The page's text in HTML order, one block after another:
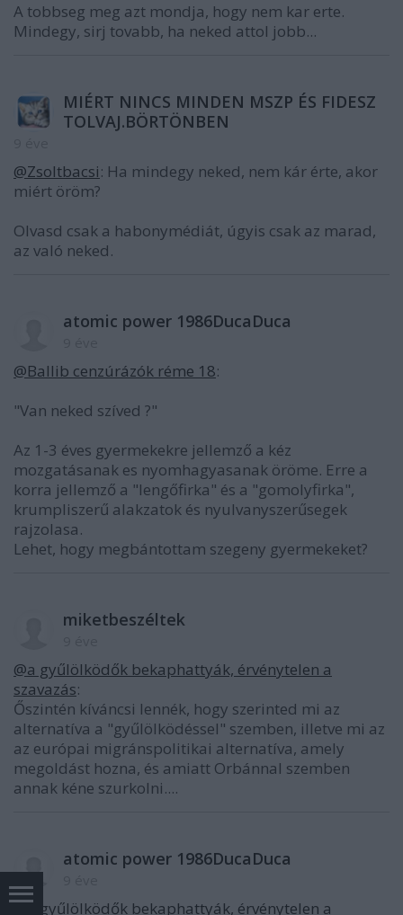
A tobbseg meg azt mondja, hogy nem kar erte.
Mindegy, sirj tovabb, ha neked attol jobb...
MIÉRT NINCS MINDEN MSZP ÉS FIDESZ
TOLVAJ.BÖRTÖNBEN
@Zsoltbacsi: Ha mindegy neked, nem kár érte, akor
miért öröm?
Olvasd csak a habonymédiát, úgyis csak az marad,
az való neked.
atomic power 1986DucaDuca
@Ballib cenzúrázók réme 18:
"Van neked szíved ?"
Az 1-3 éves gyermekekre jellemző a kéz
mozgatásanak es nyomhagyasanak öröme. Erre a
korra jellemző a "lengőfirka" és a "gomolyfirka",
krumpliszerű alakzatok és nyulvanyszerűsegek
rajzolasa.
Lehet, hogy megbántottam szegeny gyermekeket?
miketbeszéltek
@a gyűlölködők bekaphattyák, érvénytelen a
szavazás:
Őszintén kíváncsi lennék, hogy szerinted mi az
alternatíva a "gyűlölködéssel" szemben, illetve mi az
az európai migránspolitikai alternatíva, amely
megoldást hozna, és amiatt Orbánnal szemben
annak kéne szurkolni....
atomic power 1986DucaDuca
@a gyűlölködők bekaphattyák, érvénytelen a